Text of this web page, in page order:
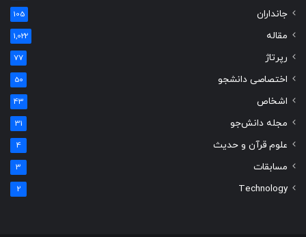
جانداران 105
مقاله 1,022
رپرتاژ 77
اختصاصی دانشجو 50
اشخاص 43
مجله دانش‌جو 31
علوم قرآن و حدیث 4
مسابقات 3
Technology
2